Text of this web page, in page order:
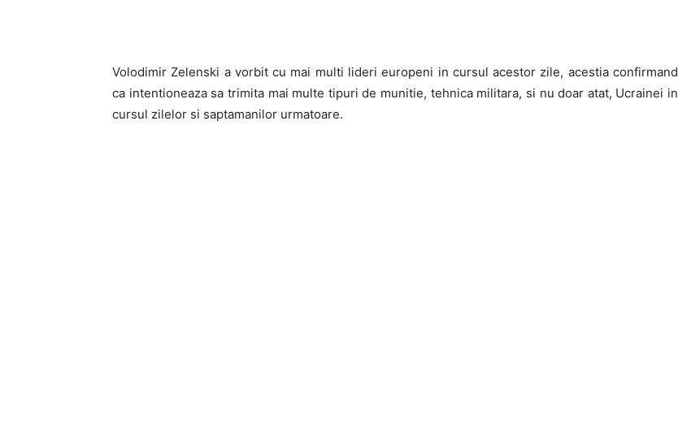
Volodimir Zelenski a vorbit cu mai multi lideri europeni in cursul acestor zile, acestia confirmand
ca intentioneaza sa trimita mai multe tipuri de munitie, tehnica militara, si nu doar atat, Ucrainei in
cursul zilelor si saptamanilor urmatoare.